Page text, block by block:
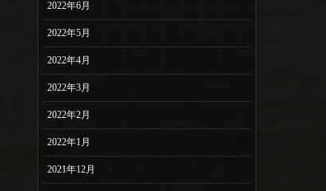
2022年6月
2022年5月
2022年4月
2022年3月
2022年2月
2022年1月
2021年12月